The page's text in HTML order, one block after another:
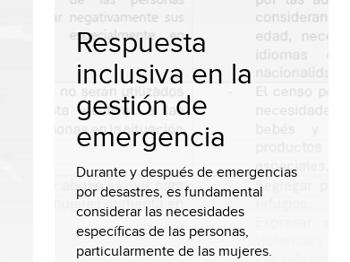
Respuesta
inclusiva en la
gestión de
emergencia
Durante y después de emergencias
por desastres, es fundamental
considerar las necesidades
específicas de las personas,
particularmente de las mujeres.